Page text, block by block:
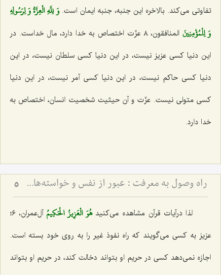
تفاوتی می‌كند. بالاخره این جنبه، جنبه ایمان است. وَ لِلَّهِ الْعِزَّةُ وَ لِرَسُولِهِ
وَ لِلْمُؤْمِنِينَ‌
المنافقون، ٨ عزّت اختصاص به خدا دارد، مال خداست. در
این دنیا كسی عزیز نیست، در این دنیا كسی سلطان نیست، در این
دنیا كسی حاكم نیست، در این دنیا كسی آمر نیست، در این دنیا
كسی متولی نیست. عزّت و آن حیثیت شخصیت انسان، اختصاص به
خدا دارد.
راه وصول به معرفت :‌ عبور از نفس و خواسته‏‌هاى آن‏ 5
لذا درآیات قرآن مشاهده می‌كنید هُوَ الْعَزِيزُ الْحَكِيمُ‌
آل‌عمران، ٦؛
عزیز به كسی می‌گویند كه راه نفوذ غیر را به روی خود بسته است.
اجازه نمی‌دهد كسی در حریم او بتواند دخالت كند، در حریم او بتواند